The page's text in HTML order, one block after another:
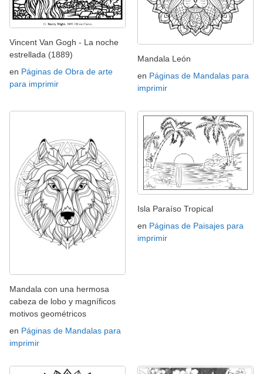
Vincent Van Gogh - La noche
estrellada (1889)
en Páginas de Obra de arte
para imprimir
Mandala León
en Páginas de Mandalas para
imprimir
Mandala con una hermosa
cabeza de lobo y magníficos
motivos geométricos
en Páginas de Mandalas para
imprimir
Isla Paraíso Tropical
en Páginas de Paisajes para
imprimir